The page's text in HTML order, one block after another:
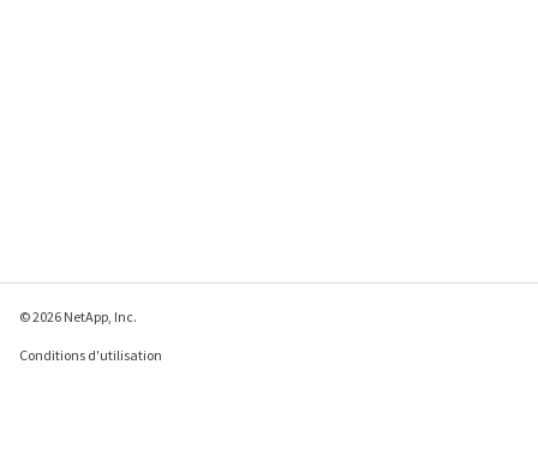
© 2026 NetApp, Inc.
Conditions d'utilisation